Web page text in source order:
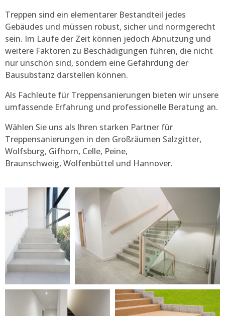
Treppen sind ein elementarer Bestandteil jedes
Gebäudes und müssen robust, sicher und normgerecht
sein. Im Laufe der Zeit können jedoch Abnutzung und
weitere Faktoren zu Beschädigungen führen, die nicht
nur unschön sind, sondern eine Gefährdung der
Bausubstanz darstellen können.
Als Fachleute für Treppensanierungen bieten wir unsere
umfassende Erfahrung und professionelle Beratung an.
Wählen Sie uns als Ihren starken Partner für
Treppensanierungen in den Großräumen Salzgitter,
Wolfsburg, Gifhorn, Celle, Peine,
Braunschweig, Wolfenbüttel und Hannover.